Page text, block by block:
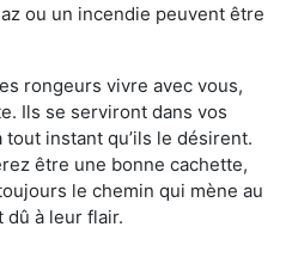
ou un incendie peuvent être
rongeurs vivre avec vous,
Ils se serviront dans vos
instant qu’ils le désirent.
être une bonne cachette,
le chemin qui mène au
dû à leur flair.